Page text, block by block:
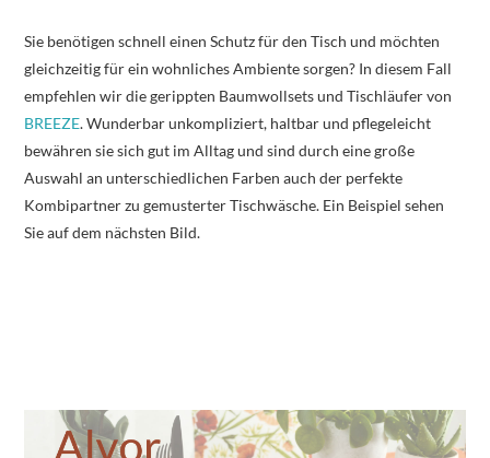
Sie benötigen schnell einen Schutz für den Tisch und möchten
gleichzeitig für ein wohnliches Ambiente sorgen? In diesem Fall
empfehlen wir die gerippten Baumwollsets und Tischläufer von
BREEZE. Wunderbar unkompliziert, haltbar und pflegeleicht
bewähren sie sich gut im Alltag und sind durch eine große
Auswahl an unterschiedlichen Farben auch der perfekte
Kombipartner zu gemusterter Tischwäsche. Ein Beispiel sehen
Sie auf dem nächsten Bild.